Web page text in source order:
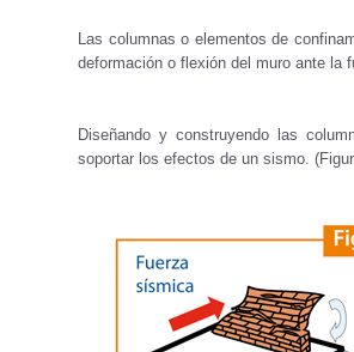
Las columnas o elementos de
deformación o flexión del muro ante la
Diseñando y construyendo las
soportar los efectos de un sismo.